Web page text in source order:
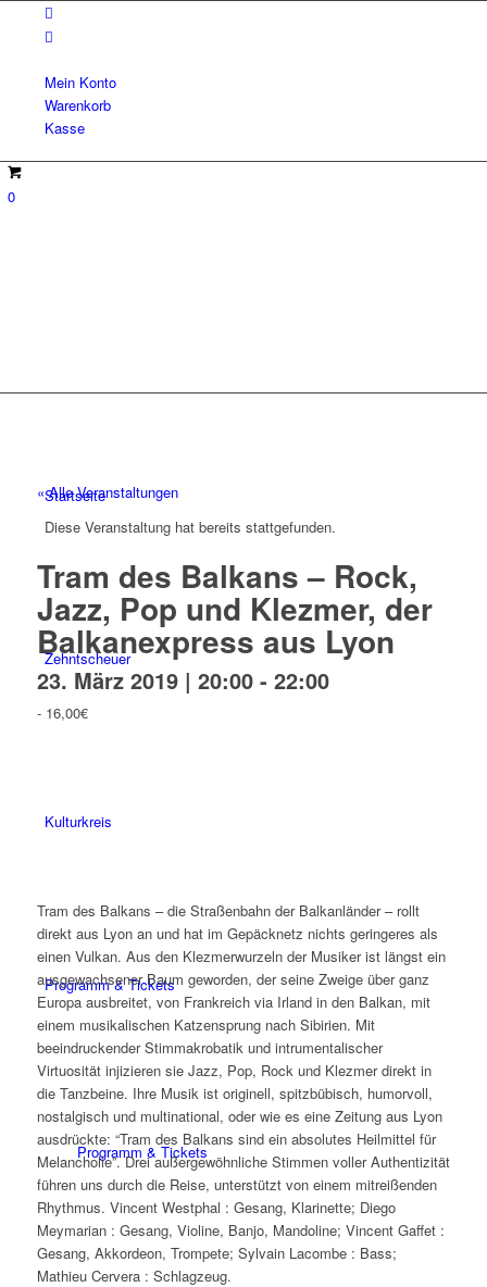
Mein Konto
Warenkorb
Kasse
0
Startseite
Zehntscheuer
Kulturkreis
Programm & Tickets
Programm & Tickets
« Alle Veranstaltungen
Diese Veranstaltung hat bereits stattgefunden.
Tram des Balkans – Rock,
Jazz, Pop und Klezmer, der
Balkanexpress aus Lyon
23. März 2019 | 20:00- 22:00
- 16,00€
Tram des Balkans – die Straßenbahn der Balkanländer – rollt
direkt aus Lyon an und hat im Gepäcknetz nichts geringeres als
einen Vulkan. Aus den Klezmerwurzeln der Musiker ist längst ein
ausgewachsener Baum geworden, der seine Zweige über ganz
Europa ausbreitet, von Frankreich via Irland in den Balkan, mit
einem musikalischen Katzensprung nach Sibirien. Mit
beeindruckender Stimmakrobatik und intrumentalischer
Virtuosität injizieren sie Jazz, Pop, Rock und Klezmer direkt in
die Tanzbeine. Ihre Musik ist originell, spitzbübisch, humorvoll,
nostalgisch und multinational, oder wie es eine Zeitung aus Lyon
ausdrückte: “Tram des Balkans sind ein absolutes Heilmittel für
Melancholie”. Drei außergewöhnliche Stimmen voller Authentizität
führen uns durch die Reise, unterstützt von einem mitreißenden
Rhythmus. Vincent Westphal : Gesang, Klarinette; Diego
Meymarian : Gesang, Violine, Banjo, Mandoline; Vincent Gaffet :
Gesang, Akkordeon, Trompete; Sylvain Lacombe : Bass;
Mathieu Cervera : Schlagzeug.